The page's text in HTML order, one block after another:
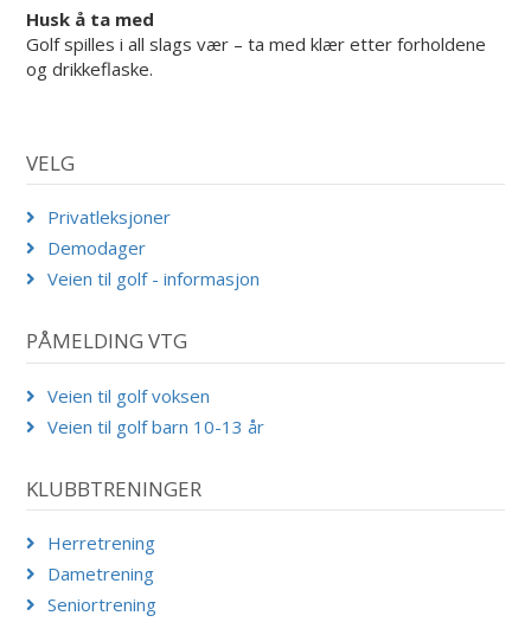
Husk å ta med
Golf spilles i all slags vær – ta med klær etter forholdene
og drikkeflaske.
VELG
Privatleksjoner
Demodager
Veien til golf - informasjon
PÅMELDING VTG
Veien til golf voksen
Veien til golf barn 10-13 år
KLUBBTRENINGER
Herretrening
Dametrening
Seniortrening